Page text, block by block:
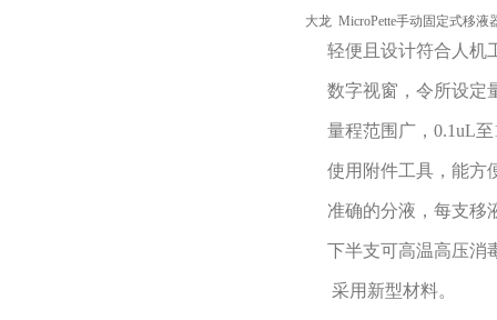
大龙 MicroPette手动固定式移液
轻便且设计符合人机
数字视窗，令所设定
量程范围广，0.1uL至
使用附件工具，能方
准确的分液，每支移
下半支可高温高压消
采用新型材料。